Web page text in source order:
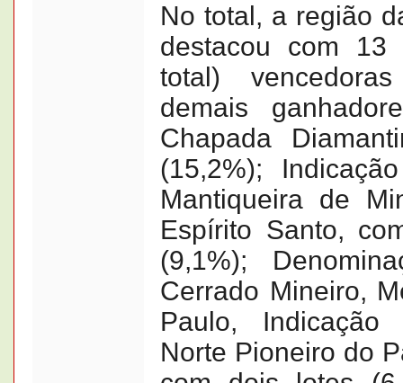
No total, a região
destacou com 13
total)
demais
Chapada
(15,2%);
Mantiqueira de
Espírito Santo,
(9,1%);
Cerrado Mineiro,
Paulo,
Norte Pioneiro do